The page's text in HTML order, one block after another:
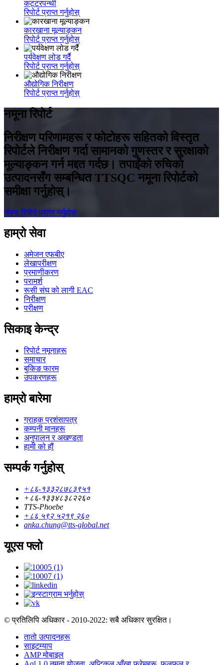
कट्टरपन्थी
रिपोर्ट प्राप्त गर्नुहोस्
कारखाना मूल्याङ्कन
रिपोर्ट प्राप्त गर्नुहोस्
पर्यवेक्षण लोड गर्दै
रिपोर्ट प्राप्त गर्नुहोस्
औद्योगिक निरीक्षण
रिपोर्ट प्राप्त गर्नुहोस्
नमूना रिपोर्ट
निरीक्षण परिणामहरू र फोटोहरू सहितको विस्तृत
रिपोर्टले निरीक्षण गर्दा सामानको गुणस्तर र सुरक्षाको
मूल्याङ्कन गर्न मद्दत गर्दछ। तपाईंको रुचिको
उत्पादनसँग सम्बन्धित TTSQC नमूना रिपोर्टको
समीक्षा गर्नुहोस्।
नमूना रिपोर्ट प्राप्त गर्नुहोस्
हाम्रो सेवा
अमेजन एफबीए
लेखापरीक्षण
प्रमाणीकरण
परामर्श
रूसी संघ को लागी EAC
निरीक्षण
परीक्षण
सिकाइ केन्द्र
रिपोर्ट नमूनाहरू
समाचार
बुकिङ फारम
उपकरणहरू
हाम्रो बारेमा
ग्राहक प्रशंसापत्र
कम्पनी मानहरू
अनुपालन र अखण्डता
हामी को हौं
सम्पर्क गर्नुहोस्
+८६-१३३२८७८३९५१
+८६-१३३४८३८२२६०
TTS-Phoebe
+८६ ५९२ ५२१९ २६०
anka.chung@tts-global.net
यूएस फ्लो
© प्रतिलिपि अधिकार - 2010-2022: सबै अधिकार सुरक्षित।
तातो उत्पादनहरू
साइटम्याप
AMP मोबाइल